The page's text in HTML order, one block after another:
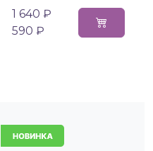
1 640 ₽
590 ₽